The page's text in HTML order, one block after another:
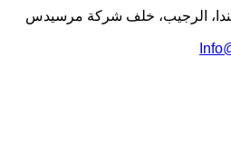
الرجيب، خلف شركة مرسيدس